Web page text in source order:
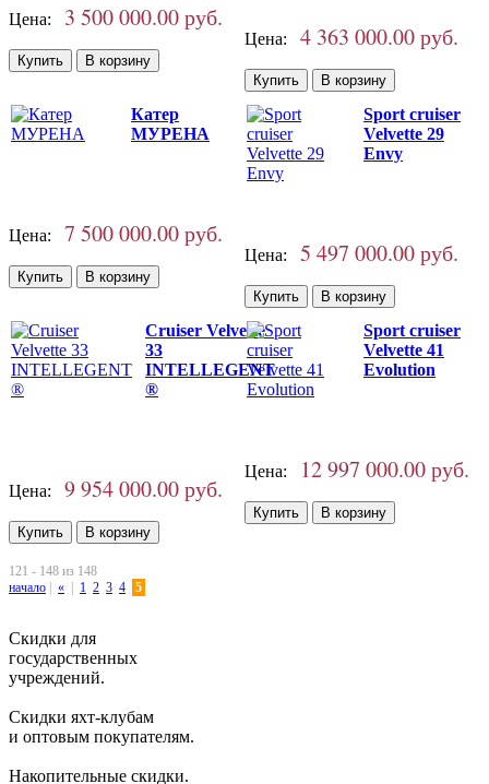
Цена: 3 500 000.00 руб.
Цена: 4 363 000.00 руб.
Катер
МУРЕНА
Цена: 7 500 000.00 руб.
Sport cruiser
Velvette 29
Envy
Цена: 5 497 000.00 руб.
Cruiser Velvette
33
INTELLEGENT
®
Цена: 9 954 000.00 руб.
Sport cruiser
Velvette 41
Evolution
Цена: 12 997 000.00 руб.
121 - 148 из 148
начало | « | 1 2 3 4 5
Скидки для
государственных
учреждений.
Скидки яхт-клубам
и оптовым покупателям.
Накопительные скидки.